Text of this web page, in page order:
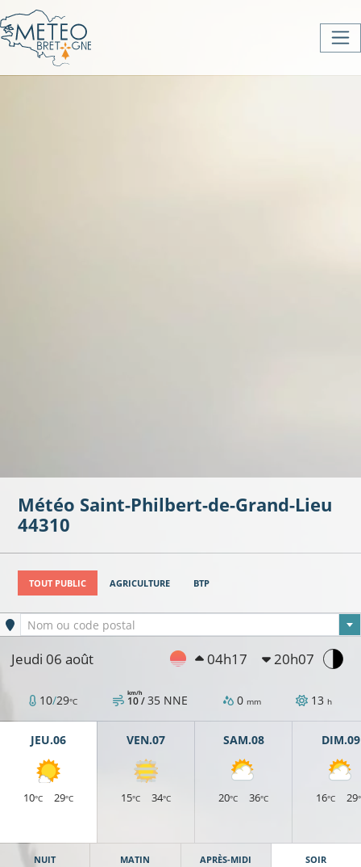
Météo Saint-Philbert-de-Grand-Lieu
44310
TOUT PUBLIC AGRICULTURE BTP
Ville sélectionnée
Nom ou code postal
Jeudi 06 août 04h17 20h07
10/29°C 10 /
km/h 35 NNE 0 mm 13 h
JEU.06
10°C 29°C
VEN.07
15°C 34°C
SAM.08
20°C 36°C
DIM.09
16°C 29
NUIT MATIN APRÈS-MIDI SOIR
18°C
21°C
18°C
19°C